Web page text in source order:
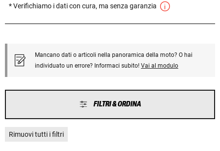
* Verifichiamo i dati con cura, ma senza garanzia
Mancano dati o articoli nella panoramica della moto? O hai
individuato un errore? Informaci subito! Vai al modulo
FILTRI & ORDINA
Rimuovi tutti i filtri